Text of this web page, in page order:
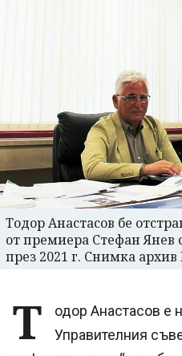
Тодор Анастасов бе
от премиера Стефан Янев
през 2021 г. Снимка
Т
одор Анастасов е
Управителния